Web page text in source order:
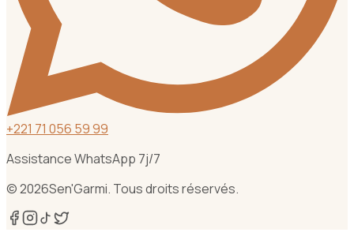
+221 71 056 59 99
Assistance WhatsApp 7j/7
©2026Sen'Garmi. Tous droits réservés.